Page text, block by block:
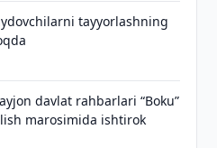
tayyorlashning
davlat rahbarlari “Boku”
marosimida ishtirok